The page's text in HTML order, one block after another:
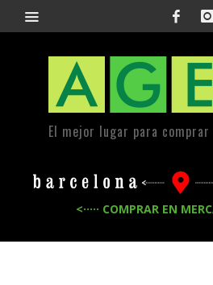
El mejor lugar para
<····· COMPRAR EN